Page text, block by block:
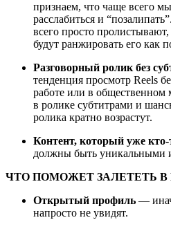
признаем, что чаще всего
расслабиться и
всего просто
будут ранжировать его как
Разговорный ролик без
тенденция просмотр Reels
работе или в общественном
в ролике субтитрами и
ролика кратно возрастут.
Контент, который уже
должны быть уникальными
ЧТО ПОМОЖЕТ ЗАЛЕТЕТЬ
Открытый профиль —
напросто не увидят.